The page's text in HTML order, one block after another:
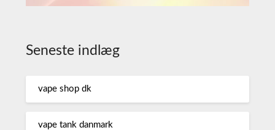
Seneste indlæg
vape shop dk
vape tank danmark